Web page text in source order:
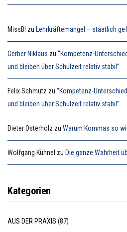
MissB! zu Lehrkräftemangel – staatlich
Gerber Niklaus zu “Kompetenz-
und bleiben über Schulzeit relativ stabil”
Felix Schmutz zu “Kompetenz-
und bleiben über Schulzeit relativ stabil”
Dieter Osterholz zu Warum Kommas so
Wolfgang Kühnel zu Die ganze Wahrheit
Kategorien
AUS DER PRAXIS (87)